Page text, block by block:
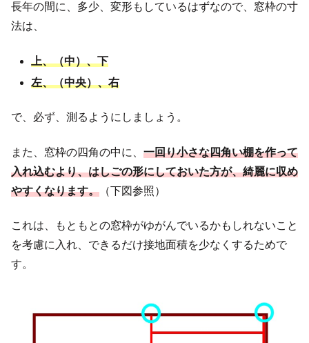
長年の間に、多少、変形もしているはずなので、窓枠の寸
法は、
上、（中）、下
左、（中央）、右
で、必ず、測るようにしましょう。
また、窓枠の四角の中に、 一回り小さな四角い棚を作って
入れ込むより、はしごの形にしておいた方が、綺麗に収め
やすくなります。 （下図参照）
これは、もともとの窓枠がゆがんでいるかもしれないこと
を考慮に入れ、できるだけ接地面積を少なくするためで
す。